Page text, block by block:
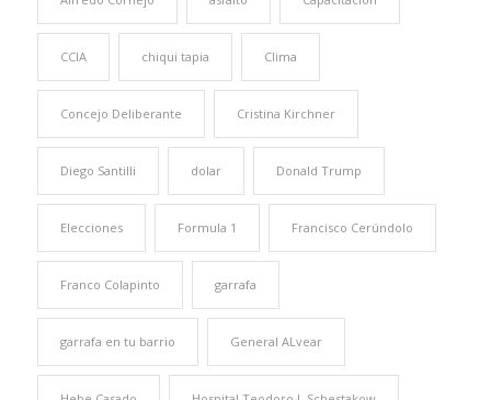
CCIA chiqui tapia Clima
Concejo Deliberante Cristina Kirchner
Diego Santilli dolar Donald Trump
Elecciones Formula 1 Francisco Cerúndolo
Franco Colapinto garrafa
garrafa en tu barrio General ALvear